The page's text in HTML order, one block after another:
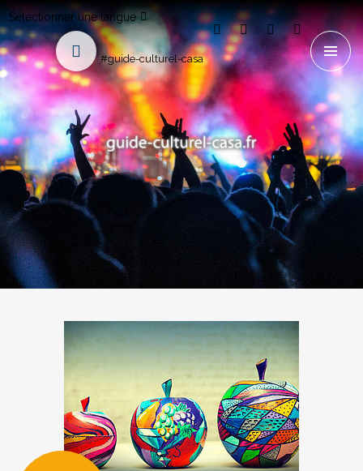
Sélectionner une langue
#guide-culturel-casa